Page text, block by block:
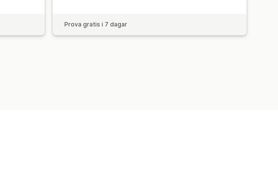
Prova gratis i 7 dagar